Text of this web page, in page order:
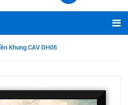
Khung CAV DH05